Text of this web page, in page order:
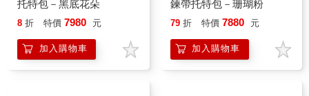
托特包－黑底花朵
8 折 特價 7980 元
加入購物車
鍊帶托特包－珊瑚粉
79 折 特價 7880 元
加入購物車